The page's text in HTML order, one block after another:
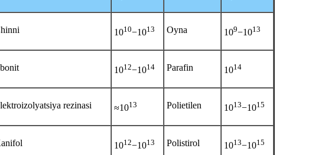
1010−1013 Oyna 109−1013
1012−1014 Parafin 1014
rezinasi ≈1013 Polietilen 1013−1015
1012−1013 Polistirol 1013−1015